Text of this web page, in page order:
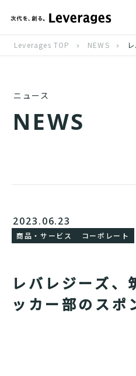
Leverages TOP NEWS
ニュース
NEWS
2023.06.23
商品・サービス コーポレート
レバレジーズ、
ッカー部のスポ